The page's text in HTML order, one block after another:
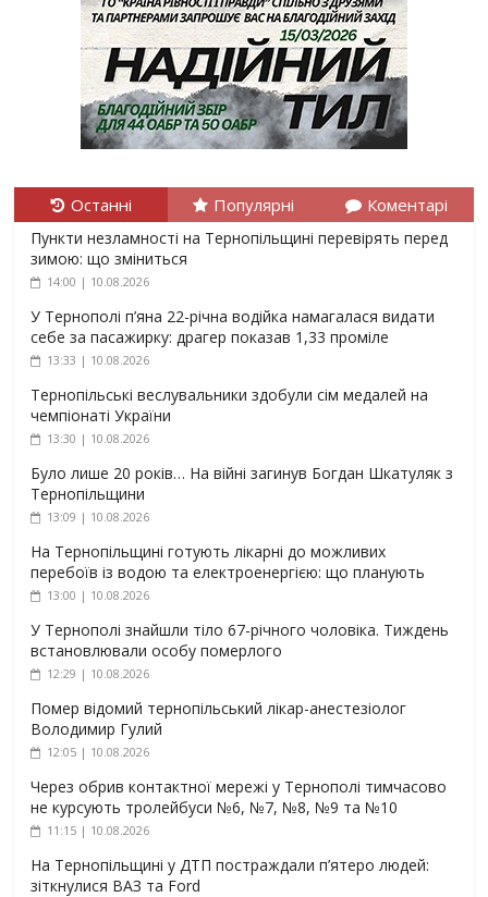
Останні Популярні Коментарі
Пункти незламності на Тернопільщині перевірять перед
зимою: що зміниться
14:00 | 10.08.2026
У Тернополі п’яна 22-річна водійка намагалася видати
себе за пасажирку: драгер показав 1,33 проміле
13:33 | 10.08.2026
Тернопільські веслувальники здобули сім медалей на
чемпіонаті України
13:30 | 10.08.2026
Було лише 20 років… На війні загинув Богдан Шкатуляк з
Тернопільщини
13:09 | 10.08.2026
На Тернопільщині готують лікарні до можливих
перебоїв із водою та електроенергією: що планують
13:00 | 10.08.2026
У Тернополі знайшли тіло 67-річного чоловіка. Тиждень
встановлювали особу померлого
12:29 | 10.08.2026
Помер відомий тернопільський лікар-анестезіолог
Володимир Гулий
12:05 | 10.08.2026
Через обрив контактної мережі у Тернополі тимчасово
не курсують тролейбуси №6, №7, №8, №9 та №10
11:15 | 10.08.2026
На Тернопільщині у ДТП постраждали п’ятеро людей:
зіткнулися ВАЗ та Ford